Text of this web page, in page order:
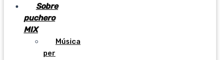
Sobre
puchero
MIX
Música
per